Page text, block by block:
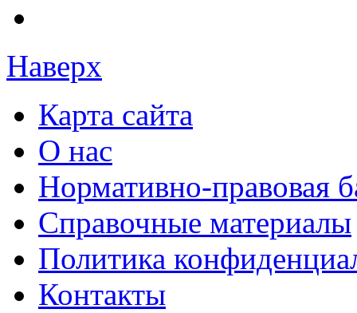
Наверх
Карта сайта
О нас
Нормативно-правовая
Справочные материалы
Политика
Контакты